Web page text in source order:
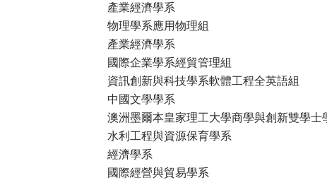
產業經濟學系
物理學系應用物理組
產業經濟學系
國際企業學系經貿管理組
資訊創新與科技學系軟體工程全英語組
中國文學學系
澳洲墨爾本皇家理工大學商學與創新雙學士
水利工程與資源保育學系
經濟學系
國際經營與貿易學系